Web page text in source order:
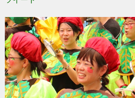
エンターテイメ
グルメ
トラベル
サッカー